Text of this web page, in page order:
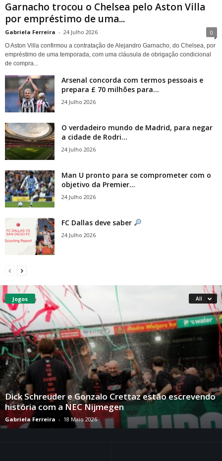
Garnacho trocou o Chelsea pelo Aston Villa
por empréstimo de uma...
Gabriela Ferreira - 24 Julho 2026 0
O Aston Villa confirmou a contratação de Alejandro Garnacho, do Chelsea, por
empréstimo de uma temporada, com uma cláusula de obrigação condicional
de compra...
Arsenal concorda com termos pessoais e
prepara £ 70 milhões para...
24 Julho 2026
O verdadeiro mundo de Madrid, para negar
a cidade de Rodri...
24 Julho 2026
Man U pronto para se comprometer com o
objetivo da Premier...
24 Julho 2026
FC Dallas deve saber
24 Julho 2026
Jogos All
Dick Schreuder e Gonzalo Crettaz estão escrevendo
história com a NEC Nijmegen
Gabriela Ferreira - 18 Maio 2026